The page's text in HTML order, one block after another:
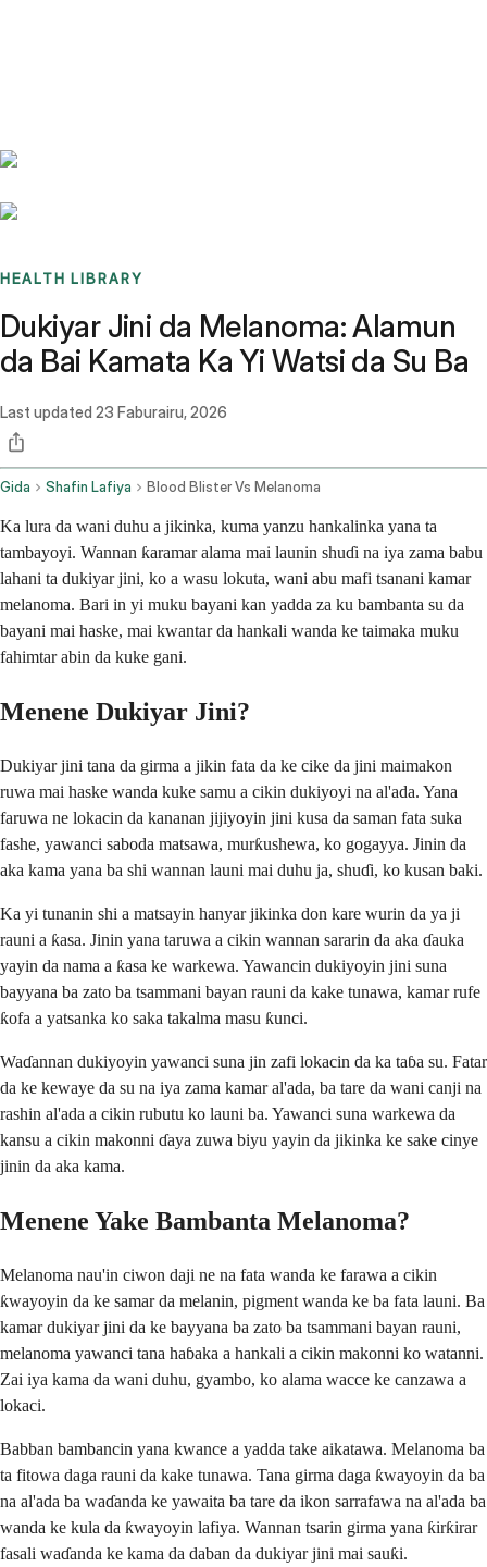
HEALTH LIBRARY
Dukiyar Jini da Melanoma: Alamun
da Bai Kamata Ka Yi Watsi da Su Ba
Last updated 23 Faburairu, 2026
Gida Shafin Lafiya Blood Blister Vs Melanoma
Ka lura da wani duhu a jikinka, kuma yanzu hankalinka yana ta
tambayoyi. Wannan ƙaramar alama mai launin shuɗi na iya zama babu
lahani ta dukiyar jini, ko a wasu lokuta, wani abu mafi tsanani kamar
melanoma. Bari in yi muku bayani kan yadda za ku bambanta su da
bayani mai haske, mai kwantar da hankali wanda ke taimaka muku
fahimtar abin da kuke gani.
Menene Dukiyar Jini?
Dukiyar jini tana da girma a jikin fata da ke cike da jini maimakon
ruwa mai haske wanda kuke samu a cikin dukiyoyi na al'ada. Yana
faruwa ne lokacin da kananan jijiyoyin jini kusa da saman fata suka
fashe, yawanci saboda matsawa, murƙushewa, ko gogayya. Jinin da
aka kama yana ba shi wannan launi mai duhu ja, shuɗi, ko kusan baki.
Ka yi tunanin shi a matsayin hanyar jikinka don kare wurin da ya ji
rauni a ƙasa. Jinin yana taruwa a cikin wannan sararin da aka ɗauka
yayin da nama a ƙasa ke warkewa. Yawancin dukiyoyin jini suna
bayyana ba zato ba tsammani bayan rauni da kake tunawa, kamar rufe
ƙofa a yatsanka ko saka takalma masu ƙunci.
Waɗannan dukiyoyin yawanci suna jin zafi lokacin da ka taɓa su. Fatar
da ke kewaye da su na iya zama kamar al'ada, ba tare da wani canji na
rashin al'ada a cikin rubutu ko launi ba. Yawanci suna warkewa da
kansu a cikin makonni ɗaya zuwa biyu yayin da jikinka ke sake cinye
jinin da aka kama.
Menene Yake Bambanta Melanoma?
Melanoma nau'in ciwon daji ne na fata wanda ke farawa a cikin
ƙwayoyin da ke samar da melanin, pigment wanda ke ba fata launi. Ba
kamar dukiyar jini da ke bayyana ba zato ba tsammani bayan rauni,
melanoma yawanci tana haɓaka a hankali a cikin makonni ko watanni.
Zai iya kama da wani duhu, gyambo, ko alama wacce ke canzawa a
lokaci.
Babban bambancin yana kwance a yadda take aikatawa. Melanoma ba
ta fitowa daga rauni da kake tunawa. Tana girma daga ƙwayoyin da ba
na al'ada ba waɗanda ke yawaita ba tare da ikon sarrafawa na al'ada ba
wanda ke kula da ƙwayoyin lafiya. Wannan tsarin girma yana ƙirƙirar
fasali waɗanda ke kama da daban da dukiyar jini mai sauƙi.